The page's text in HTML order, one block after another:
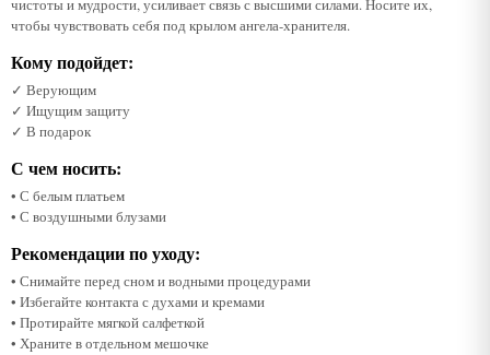
чистоты и мудрости, усиливает связь с высшими силами. Носите их,
чтобы чувствовать себя под крылом ангела-хранителя.
Кому подойдет:
✓ Верующим
✓ Ищущим защиту
✓ В подарок
С чем носить:
• С белым платьем
• С воздушными блузами
Рекомендации по уходу:
• Снимайте перед сном и водными процедурами
• Избегайте контакта с духами и кремами
• Протирайте мягкой салфеткой
• Храните в отдельном мешочке